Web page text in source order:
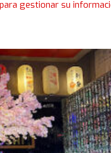
gestionar su